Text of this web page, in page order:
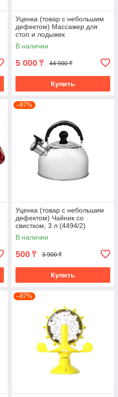
Уценка (товар с небольшим
дефектом) Массажер для
стоп и лодыжек
«Блаженство» (черный)
(11016/2)
В наличии
5 000 ₸ 44 900 ₸
Купить
–87%
Уценка (товар с небольшим
дефектом) Чайник со
свистком, 3 л (4494/2)
В наличии
500 ₸ 3 900 ₸
Купить
–87%